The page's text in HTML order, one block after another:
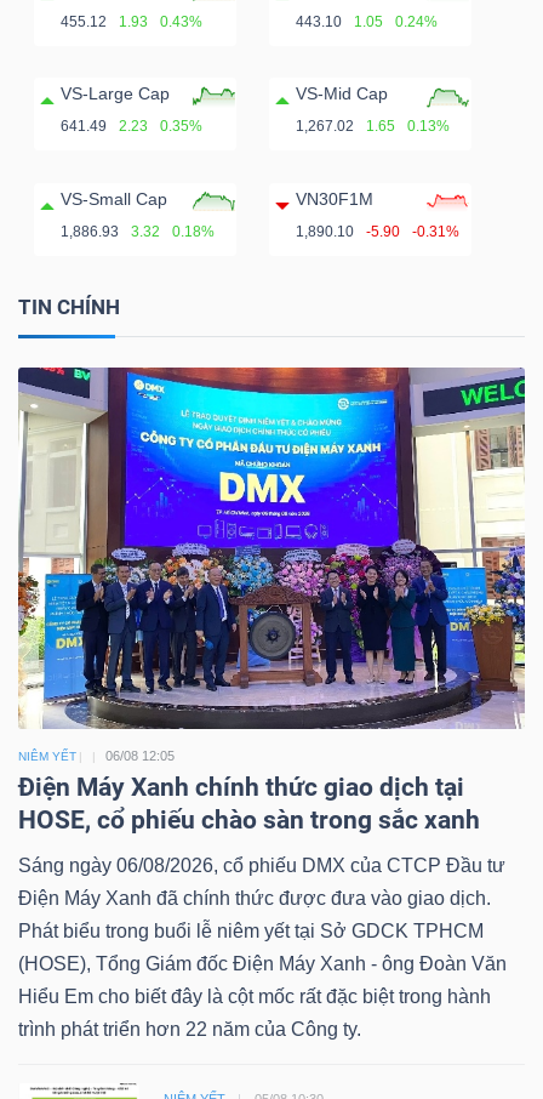
455.12 1.93 0.43% 443.10 1.05 0.24%
VS-Large Cap
641.49 2.23 0.35%
VS-Mid Cap
1,267.02 1.65 0.13%
VS-Small Cap
1,886.93 3.32 0.18%
VN30F1M
1,890.10 -5.90 -0.31%
TIN CHÍNH
NIÊM YẾT 06/08 12:05
Điện Máy Xanh chính thức giao dịch tại
HOSE, cổ phiếu chào sàn trong sắc xanh
Sáng ngày 06/08/2026, cổ phiếu DMX của CTCP Đầu tư
Điện Máy Xanh đã chính thức được đưa vào giao dịch.
Phát biểu trong buổi lễ niêm yết tại Sở GDCK TPHCM
(HOSE), Tổng Giám đốc Điện Máy Xanh - ông Đoàn Văn
Hiểu Em cho biết đây là cột mốc rất đặc biệt trong hành
trình phát triển hơn 22 năm của Công ty.